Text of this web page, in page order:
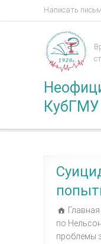
Написать
КубГМУ
Главная
по
проблемы